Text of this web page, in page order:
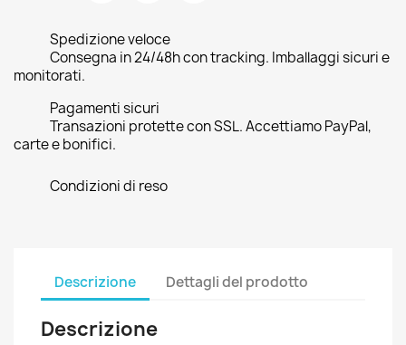
Spedizione veloce
Consegna in 24/48h con tracking. Imballaggi sicuri e
monitorati.
Pagamenti sicuri
Transazioni protette con SSL. Accettiamo PayPal,
carte e bonifici.
Condizioni di reso
Descrizione Dettagli del prodotto
Descrizione